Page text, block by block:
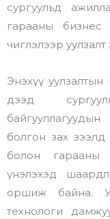
сургуульд
гарааны бизнес
чиглэлээр уулзалт
Энэхүү
дээд
болгон зах зээлд
болон гарааны
үнэлэхэд
оршиж байна.
технологи